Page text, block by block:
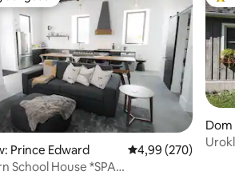
5, liczba recenzji: 122
z kategorii Wybór gości
Prince Edward Średnia ocena:
4,99 (270)
House *SPA
Dom